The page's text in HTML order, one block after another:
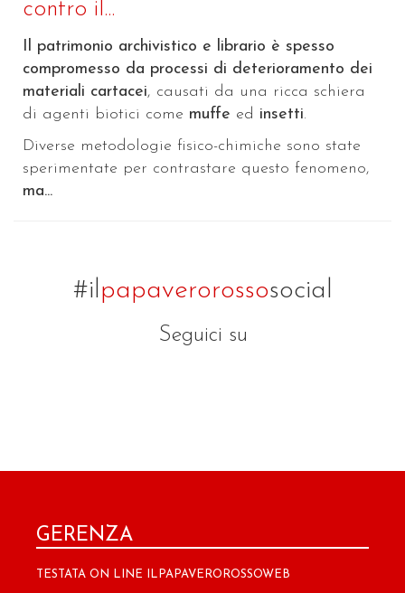
contro il...
Il patrimonio archivistico e librario è spesso
compromesso da processi di deterioramento dei
materiali cartacei, causati da una ricca schiera
di agenti biotici come muffe ed insetti.
Diverse metodologie fisico-chimiche sono state
sperimentate per contrastare questo fenomeno,
ma...
#ilpapaverorossosocial
Seguici su
GERENZA
TESTATA ON LINE ILPAPAVEROROSSOWEB